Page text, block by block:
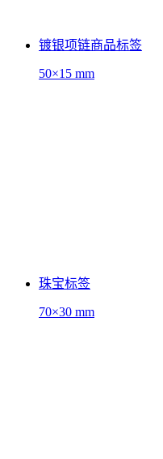
镀银项链商品标签
50×15 mm
珠宝标签
70×30 mm